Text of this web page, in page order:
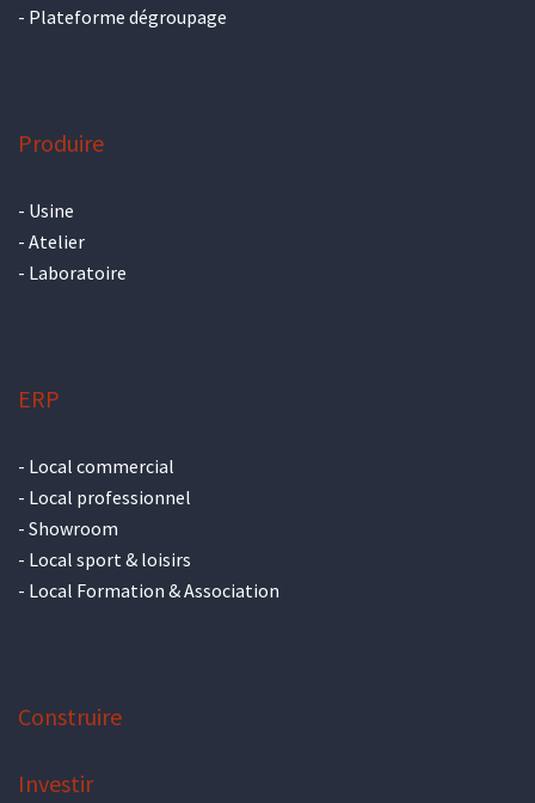
- Plateforme dégroupage
Produire
- Usine
- Atelier
- Laboratoire
ERP
- Local commercial
- Local professionnel
- Showroom
- Local sport & loisirs
- Local Formation & Association
Construire
Investir